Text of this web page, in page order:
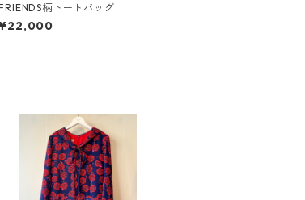
柄トートバッグ
¥22,000